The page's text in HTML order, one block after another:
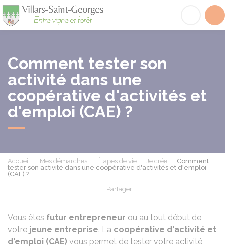
Comment tester son
activité dans une
coopérative d'activités et
d'emploi (CAE) ?
Accueil Mes démarches Étapes de vie Je crée
Comment
tester son activité dans une coopérative d'activités et d'emploi
(CAE) ?
Partager
Vous êtes futur entrepreneur ou au tout début de
votre jeune entreprise. La coopérative d'activité et
d'emploi (CAE) vous permet de tester votre activité